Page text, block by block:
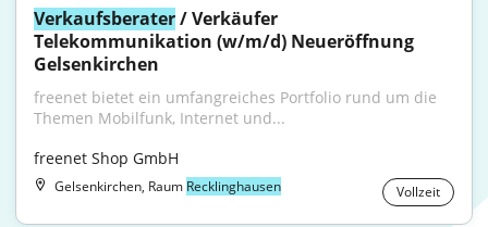
Verkaufsberater / Verkäufer
Telekommunikation (w/m/d) Neueröffnung
Gelsenkirchen
freenet bietet ein umfangreiches Portfolio rund um die
Themen Mobilfunk, Internet und...
freenet Shop GmbH
Gelsenkirchen, Raum Recklinghausen Vollzeit